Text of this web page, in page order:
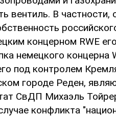
вентиль. В частности,
концерном RWE
немецкого
под контролем
городе Реден,
СвДП Михаэль
конфликта